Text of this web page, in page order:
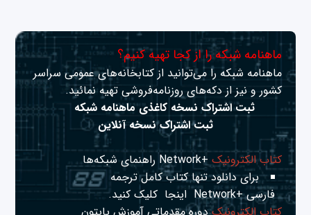
ماهنامه شبکه را از کجا تهیه کنیم؟
ماهنامه شبکه را می‌توانید از کتابخانه‌های عمومی سراسر
کشور و نیز از دکه‌های روزنامه‌فروشی تهیه نمائید.
ثبت اشتراک نسخه کاغذی ماهنامه شبکه
ثبت اشتراک نسخه آنلاین
کتاب الکترونیک+Network راهنمای شبکه‌ها
برای دانلود تنها کتاب کامل ترجمه
فارسی +Network
اینجا کلیک کنید.